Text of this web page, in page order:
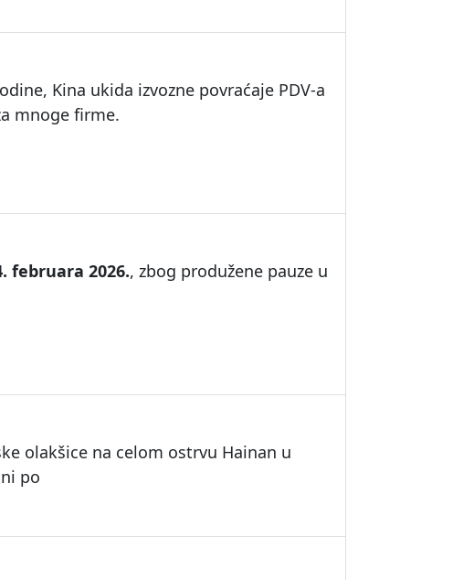
Kina ukida izvozne povraćaje PDV-a
mnoge firme.
februara 2026., zbog produžene pauze u
olakšice na celom ostrvu Hainan u
po